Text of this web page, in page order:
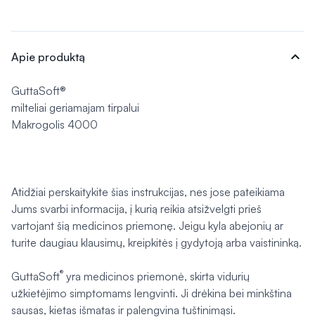
Apie produktą expand_more
GuttaSoft®
milteliai geriamajam tirpalui
Makrogolis 4000
Atidžiai perskaitykite šias instrukcijas, nes jose pateikiama
Jums svarbi informacija, į kurią reikia atsižvelgti prieš
vartojant šią medicinos priemonę. Jeigu kyla abejonių ar
turite daugiau klausimų, kreipkitės į gydytoją arba vaistininką.
GuttaSoft® yra medicinos priemonė, skirta vidurių
užkietėjimo simptomams lengvinti. Ji drėkina bei minkština
sausas, kietas išmatas ir palengvina tuštinimąsi.